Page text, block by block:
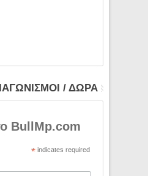
/ ΔΩΡΑ
BullMp.com
*indicates required